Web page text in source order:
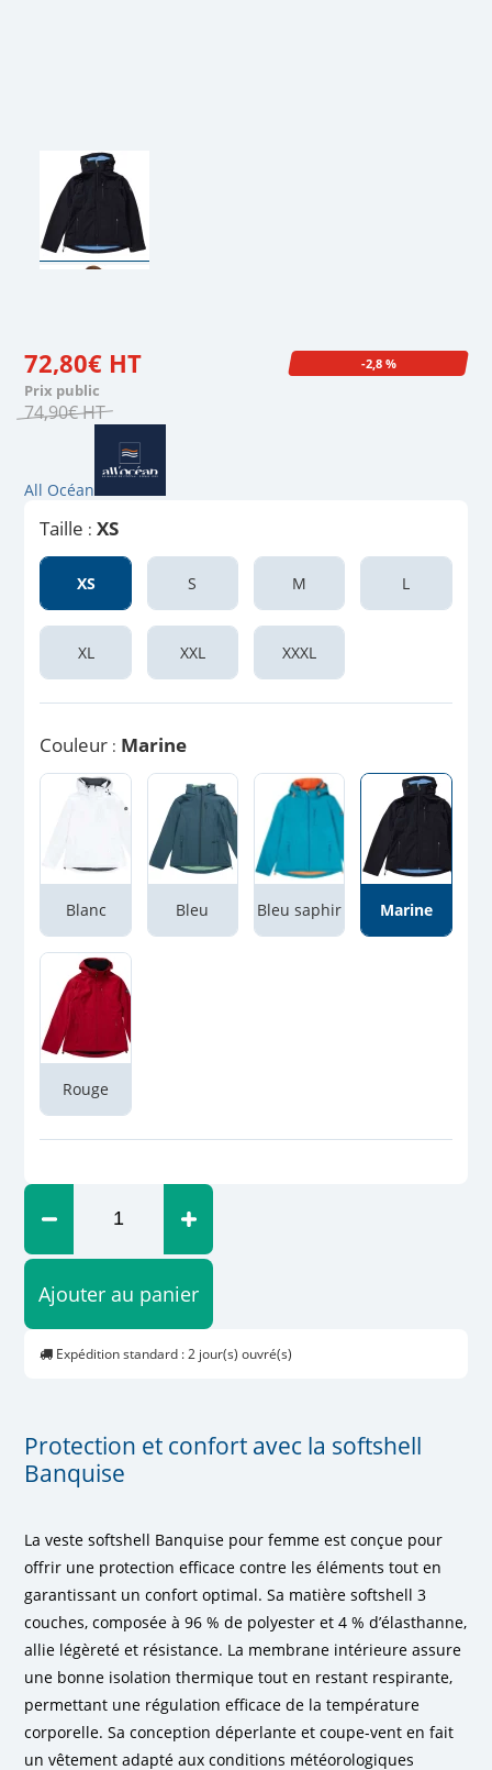
72,80€ HT
Prix public
74,90€HT
-2,8 %
All Océan
Taille :XS
XS S M L
XL XXL XXXL
Couleur : Marine
Blanc Bleu Bleu saphir Marine
Rouge
Ajouter au panier
Expédition standard : 2 jour(s) ouvré(s)
Protection et confort avec la softshell
Banquise
La veste softshell Banquise pour femme est conçue pour
offrir une protection efficace contre les éléments tout en
garantissant un confort optimal. Sa matière softshell 3
couches, composée à 96 % de polyester et 4 % d’élasthanne,
allie légèreté et résistance. La membrane intérieure assure
une bonne isolation thermique tout en restant respirante,
permettant une régulation efficace de la température
corporelle. Sa conception déperlante et coupe-vent en fait
un vêtement adapté aux conditions météorologiques